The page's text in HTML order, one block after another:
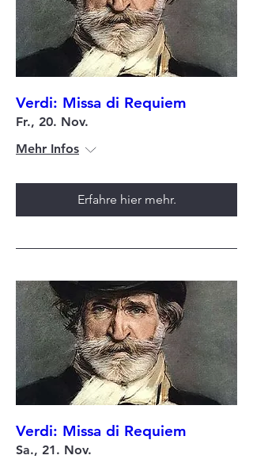
Verdi: Missa di Requiem
Fr., 20. Nov.
Mehr Infos
Erfahre hier mehr.
Verdi: Missa di Requiem
Sa., 21. Nov.